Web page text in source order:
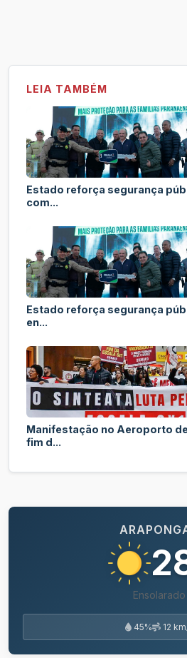
LEIA TAMBÉM
Estado reforça segurança
com...
Estado reforça segurança
en...
Manifestação no Aeroporto
fim d...
Ensolarado
45% 12